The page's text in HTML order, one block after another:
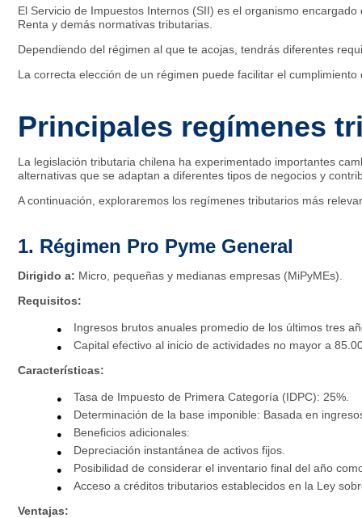
El Servicio de Impuestos Internos (SII) es el organismo
Renta y demás normativas tributarias.
Dependiendo del régimen al que te acojas, tendrás diferentes
La correcta elección de un régimen puede facilitar el
Principales regímenes
La legislación tributaria chilena ha experimentado importantes
alternativas que se adaptan a diferentes tipos de negocios y
A continuación, exploraremos los regímenes tributarios más
1. Régimen Pro Pyme General
Dirigido a: Micro, pequeñas y medianas empresas (MiPyMEs).
Requisitos:
Ingresos brutos anuales promedio de los últimos tres
Capital efectivo al inicio de actividades no mayor a
Características:
Tasa de Impuesto de Primera Categoría (IDPC): 25%.
Determinación de la base imponible: Basada en
Beneficios adicionales:
Depreciación instantánea de activos fijos.​
Posibilidad de considerar el inventario final del año
Acceso a créditos tributarios establecidos en la Ley
Ventajas: